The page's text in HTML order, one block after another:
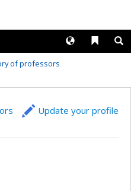
Liens
Langues
of professors
Update your profile